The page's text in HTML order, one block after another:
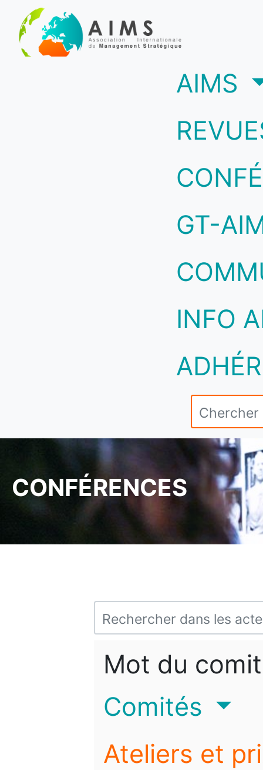
AIMS
GT-
INFO
CONFÉRENCES
Mot du
Comités
Ateliers et